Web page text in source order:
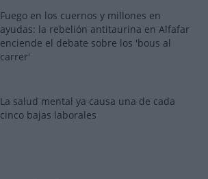
Fuego en los cuernos y millones en
ayudas: la rebelión antitaurina en Alfafar
enciende el debate sobre los 'bous al
carrer'
La salud mental ya causa una de cada
cinco bajas laborales